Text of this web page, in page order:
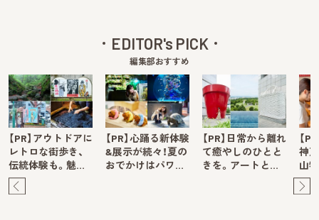
EDITOR's PICK
編集部おすすめ
【PR】アウトドアに
レトロな街歩き、
伝統体験も。魅…
【PR】心踊る新体験
&展示が続々！夏の
おでかけはパワ…
【PR】日常から離れ
て癒やしのひとと
きを。アートと…
【
神
山